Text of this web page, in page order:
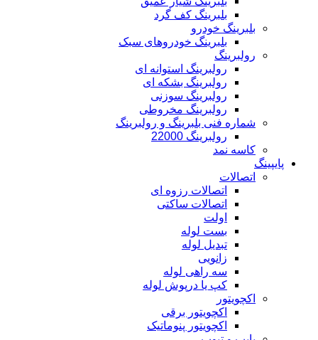
بلبرینگ کف گرد
بلبرینگ خودرو
بلبرینگ خودروهای سبک
رولبرینگ
رولبرینگ استوانه ای
رولبرینگ بشکه ای
رولبرینگ سوزنی
رولبرینگ مخروطی
شماره فنی بلبرینگ و رولبرینگ
رولبرینگ 22000
کاسه نمد
پایپینگ
اتصالات
اتصالات رزوه ای
اتصالات ساکتی
اولت
بست لوله
تبدیل لوله
زانویی
سه راهی لوله
کپ یا درپوش لوله
اکچویتور
اکچویتور برقی
اکچویتور پنوماتیک